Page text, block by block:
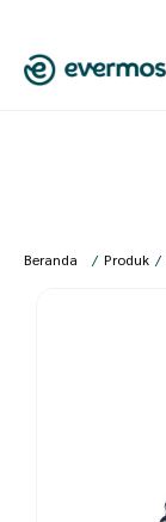
Beranda / Produk /